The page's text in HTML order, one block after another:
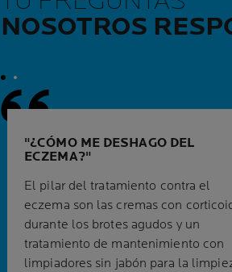
NOSOTROS
¿CÓMO ME DESHAGO DEL
ECZEMA?
El pilar del tratamiento contra el
eczema son las cremas con
durante los brotes agudos y un
tratamiento de mantenimiento con
limpiadores sin jabón para la